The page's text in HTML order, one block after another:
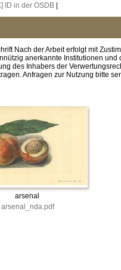
ID in der OSDB
Nach der Arbeit erfolgt mit
anerkannte Institutionen und
des Inhabers der
Anfragen zur Nutzung bitte
arsenal
arsenal_nda.pdf